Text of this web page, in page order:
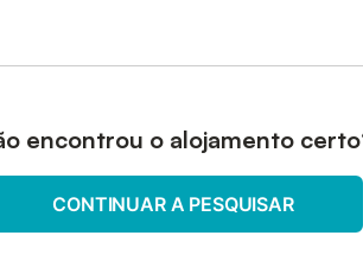
encontrou o alojamento
CONTINUAR A PESQUISAR